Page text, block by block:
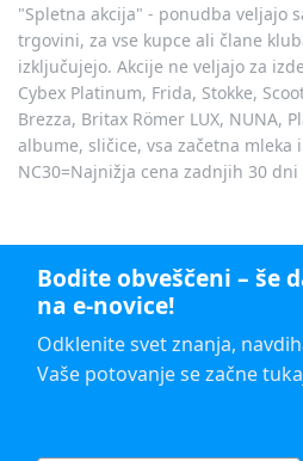
"Spletna akcija" - ponudba veljajo
trgovini, za vse kupce ali člane
izključujejo. Akcije ne veljajo za
Cybex Platinum, Frida, Stokke,
Brezza, Britax Römer LUX, NUNA,
albume, sličice, vsa začetna mleka
NC30=Najnižja cena zadnjih 30 dni
Bodite obveščeni – še
na e-novice!
Odklenite svet znanja,
Vaše potovanje se začne